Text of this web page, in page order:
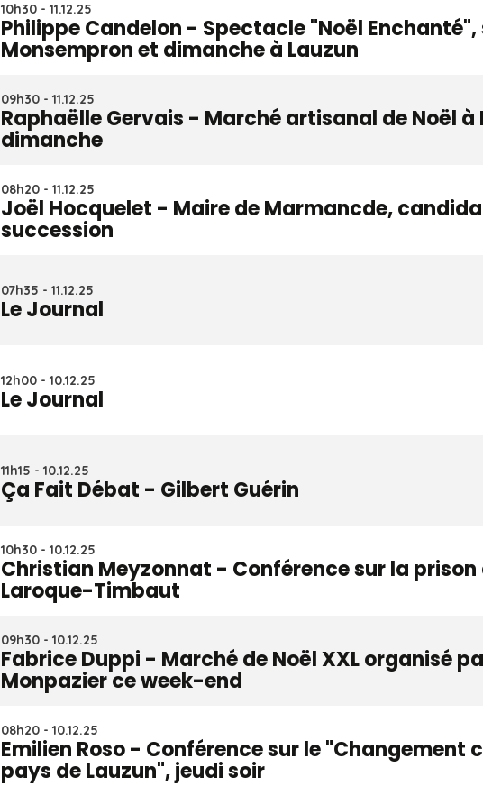
10h30 - 11.12.25
Philippe Candelon - Spectacle "Noël
Monsempron et dimanche à Lauzun
09h30 - 11.12.25
Raphaëlle Gervais - Marché artisanal de Noël à
dimanche
08h20 - 11.12.25
Joël Hocquelet - Maire de Marmancde,
succession
07h35 - 11.12.25
Le Journal
12h00 - 10.12.25
Le Journal
11h15 - 10.12.25
Ça Fait Débat - Gilbert Guérin
10h30 - 10.12.25
Christian Meyzonnat - Conférence sur la prison
Laroque-Timbaut
09h30 - 10.12.25
Fabrice Duppi - Marché de Noël XXL organisé
Monpazier ce week-end
08h20 - 10.12.25
Emilien Roso - Conférence sur le "Changement
pays de Lauzun", jeudi soir